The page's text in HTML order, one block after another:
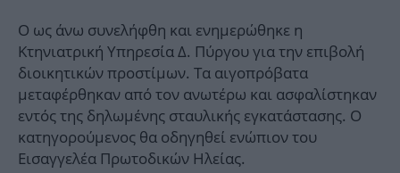
Ο ως άνω συνελήφθη και ενημερώθηκε η
Κτηνιατρική Υπηρεσία Δ. Πύργου για την επιβολή
διοικητικών προστίμων. Τα αιγοπρόβατα
μεταφέρθηκαν από τον ανωτέρω και ασφαλίστηκαν
εντός της δηλωμένης σταυλικής εγκατάστασης. Ο
κατηγορούμενος θα οδηγηθεί ενώπιον του
Εισαγγελέα Πρωτοδικών Ηλείας.